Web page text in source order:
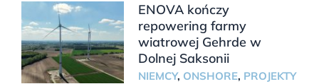
ENOVA kończy
repowering farmy
wiatrowej Gehrde w
Dolnej Saksonii
NIEMCY, ONSHORE, PROJEKTY